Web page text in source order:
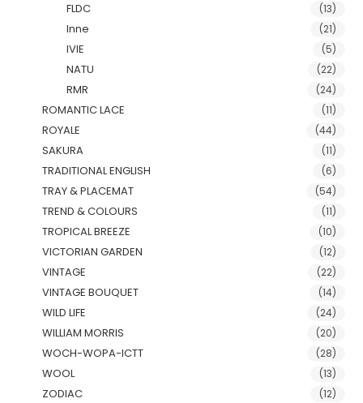
FLDC (13)
Inne (21)
IVIE (5)
NATU (22)
RMR (24)
ROMANTIC LACE (11)
ROYALE (44)
SAKURA (11)
TRADITIONAL ENGLISH (6)
TRAY & PLACEMAT (54)
TREND & COLOURS (11)
TROPICAL BREEZE (10)
VICTORIAN GARDEN (12)
VINTAGE (22)
VINTAGE BOUQUET (14)
WILD LIFE (24)
WILLIAM MORRIS (20)
WOCH-WOPA-ICTT (28)
WOOL (13)
ZODIAC (12)